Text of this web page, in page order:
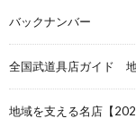
バックナンバー
全国武道具店ガイド
地域を支える名店【